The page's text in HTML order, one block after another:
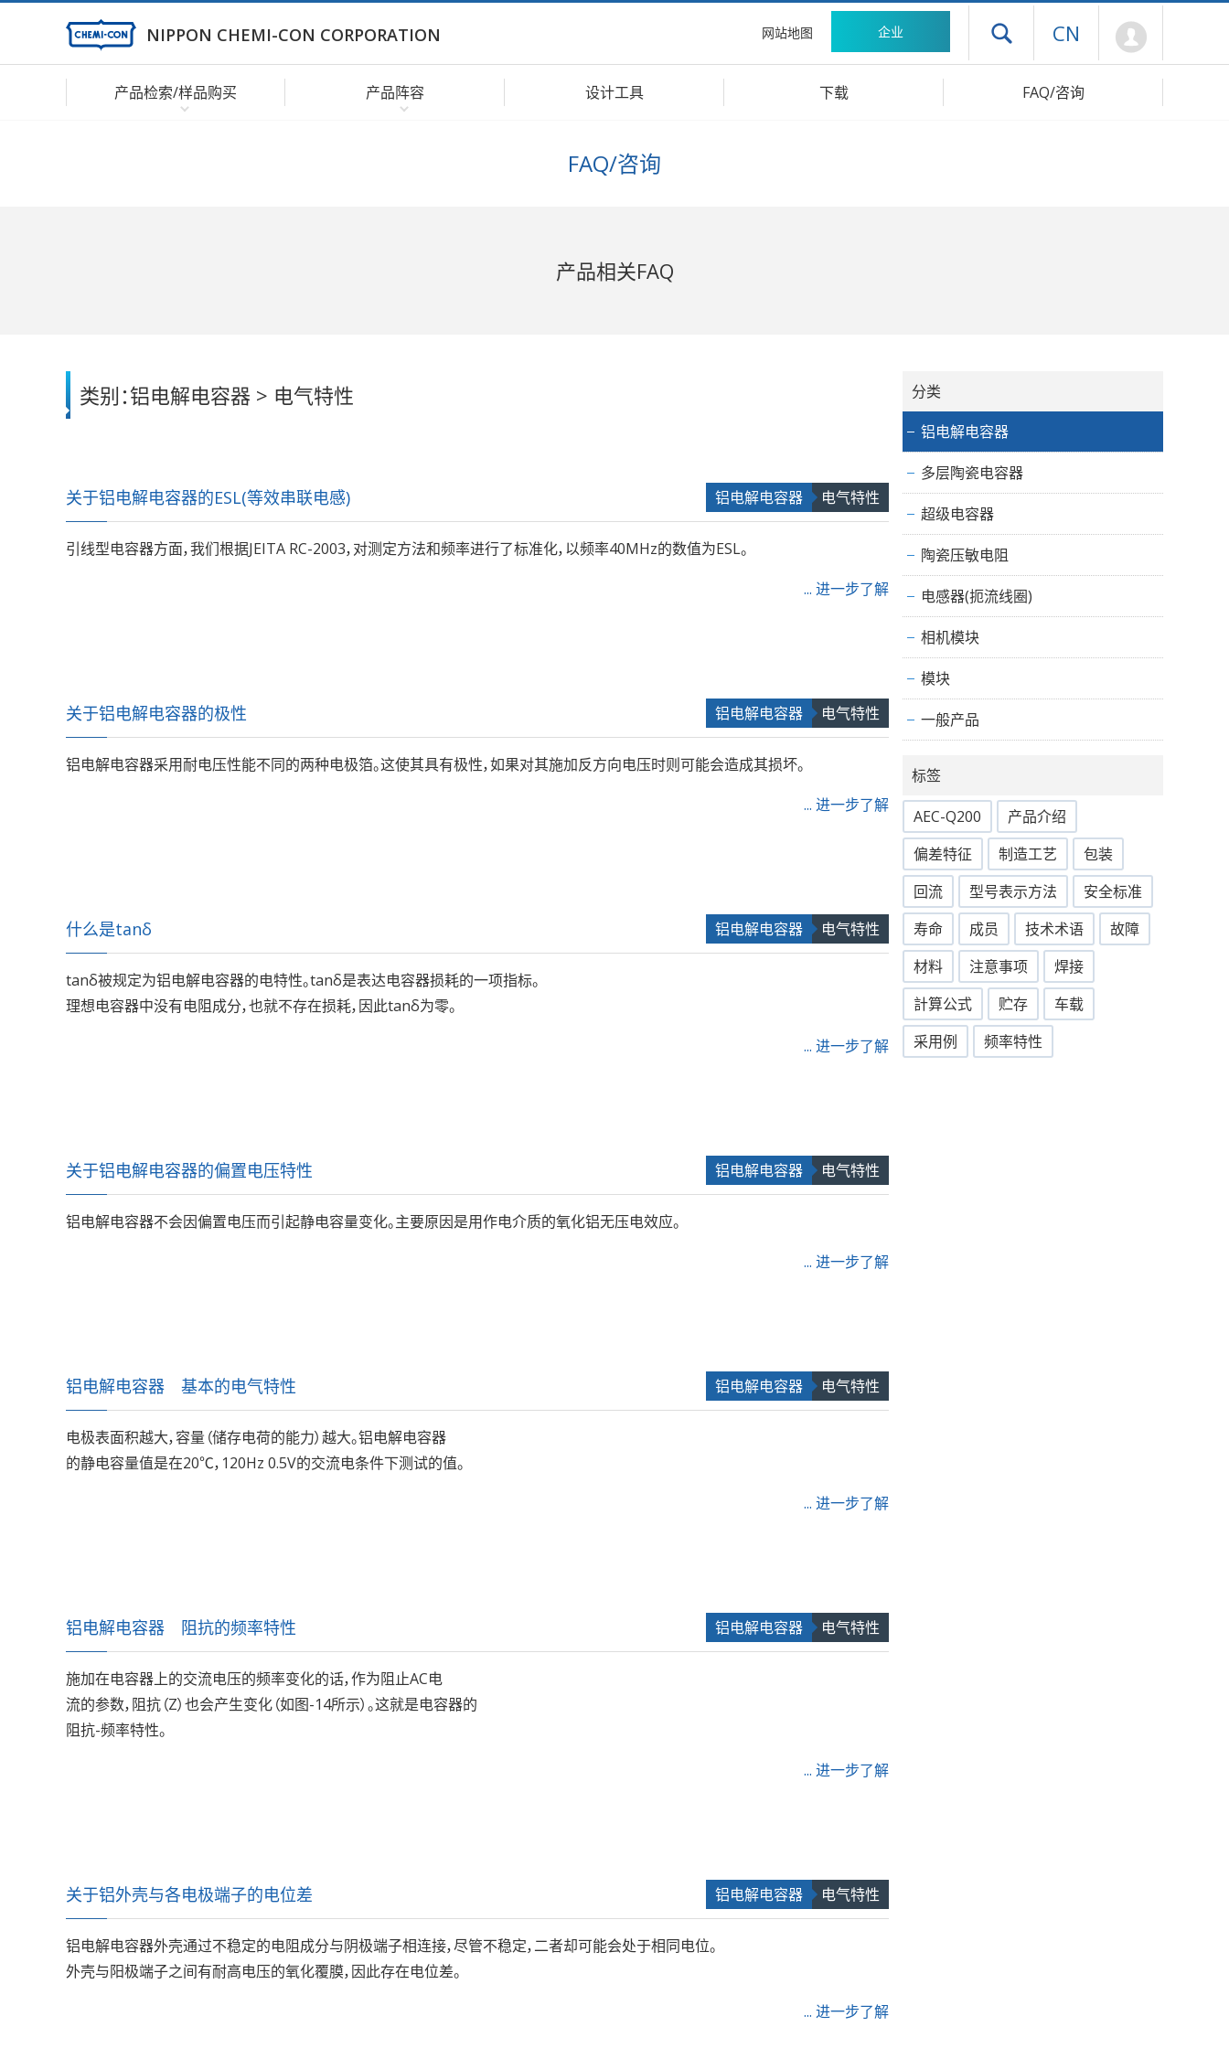
NIPPON CHEMI-CON CORPORATION 网站地图 企业 打开抽屉菜单
CN
产品检索/样品购买 产品阵容 设计工具 下载 FAQ/咨询
FAQ/咨询
产品相关FAQ
类别：铝电解电容器 > 电气特性
关于铝电解电容器的ESL(等效串联电感) 铝电解电容器 电气特性
引线型电容器方面，我们根据JEITA RC-2003，对测定方法和频率进行了标准化，以频率40MHz的数值为ESL。
... 进一步了解
关于铝电解电容器的极性 铝电解电容器 电气特性
铝电解电容器采用耐电压性能不同的两种电极箔。这使其具有极性，如果对其施加反方向电压时则可能会造成其损坏。
... 进一步了解
什么是tanδ 铝电解电容器 电气特性
tanδ被规定为铝电解电容器的电特性。tanδ是表达电容器损耗的一项指标。
理想电容器中没有电阻成分，也就不存在损耗，因此tanδ为零。
... 进一步了解
关于铝电解电容器的偏置电压特性 铝电解电容器 电气特性
铝电解电容器不会因偏置电压而引起静电容量变化。主要原因是用作电介质的氧化铝无压电效应。
... 进一步了解
铝电解电容器 基本的电气特性 铝电解电容器 电气特性
电极表面积越大，容量（储存电荷的能力）越大。铝电解电容器
的静电容量值是在20℃，120Hz 0.5V的交流电条件下测试的值。
... 进一步了解
铝电解电容器 阻抗的频率特性 铝电解电容器 电气特性
施加在电容器上的交流电压的频率变化的话，作为阻止AC电
流的参数，阻抗（Z）也会产生变化（如图-14所示）。这就是电容器的
阻抗-频率特性。
... 进一步了解
关于铝外壳与各电极端子的电位差 铝电解电容器 电气特性
铝电解电容器外壳通过不稳定的电阻成分与阴极端子相连接，尽管不稳定，二者却可能会处于相同电位。
外壳与阳极端子之间有耐高电压的氧化覆膜，因此存在电位差。
... 进一步了解
分类
铝电解电容器
多层陶瓷电容器
超级电容器
陶瓷压敏电阻
电感器(扼流线圈)
相机模块
模块
一般产品
标签
AEC-Q200
产品介绍
偏差特征
制造工艺
包装
回流
型号表示方法
安全标准
寿命
成员 技术术语
故障
材料
注意事项
焊接
計算公式
贮存
车载
采用例
频率特性